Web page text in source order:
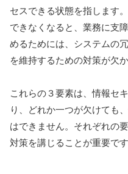
セスできる状態を指します
できなくなると、業務に支
めるためには、システムの
を維持するための対策が欠か
これらの３要素は、情報セ
り、どれか一つが欠けても
はできません。それぞれの
対策を講じることが重要です